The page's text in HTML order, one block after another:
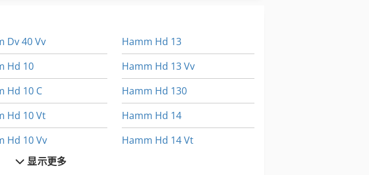
Dv 40 Vv
Hd 10
Hd 10 C
Hd 10 Vt
Hd 10 Vv
Hd 12
Hamm Hd 13
Hamm Hd 13 Vv
Hamm Hd 130
Hamm Hd 14
Hamm Hd 14 Vt
显示更多